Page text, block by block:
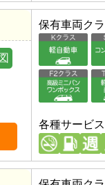
保有車両ク
各種サービス